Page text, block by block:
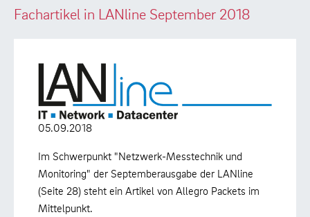
Fachartikel in LANline September 2018
05.09.2018
Im Schwerpunkt "Netzwerk-Messtechnik und
Monitoring" der Septemberausgabe der LANline
(Seite 28) steht ein Artikel von Allegro Packets im
Mittelpunkt.
Support
Produkt-Handbuch
Training
Karriere